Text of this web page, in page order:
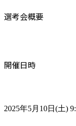
選考会概要
開催日時
2025年5月10日(土)